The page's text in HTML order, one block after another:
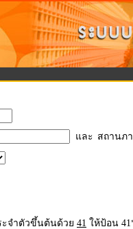
และ สถานภ
ะจำตัวขึ้นต้นด้วย 41 ให้ป้อน